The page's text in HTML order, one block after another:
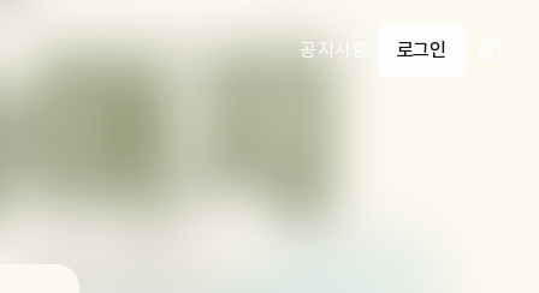
공지사항 로그인